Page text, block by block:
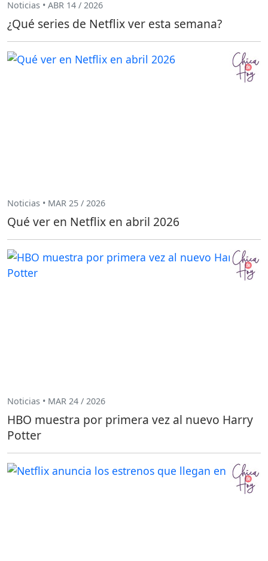
Noticias • ABR 14 / 2026
¿Qué series de Netflix ver esta semana?
Noticias • MAR 25 / 2026
Qué ver en Netflix en abril 2026
Noticias • MAR 24 / 2026
HBO muestra por primera vez al nuevo Harry
Potter